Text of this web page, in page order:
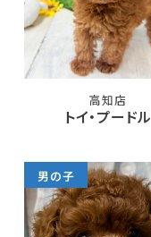
高知店
トイ・プードル
男の子